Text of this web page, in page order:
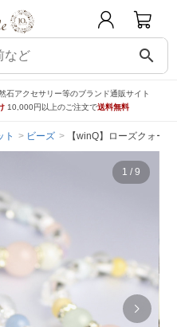
search
石アクセサリー等のブランド通販サイト
10,000円以上のご注文で送料無料
ト ビーズ 【winQ】ローズクォー
1 / 9